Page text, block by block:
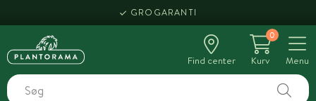
GROGARANTI
Find center
0
Kurv
Menu